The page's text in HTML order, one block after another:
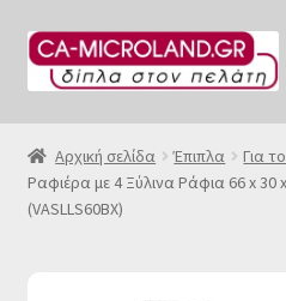
Απευθείας
μετάβαση
Μετάβαση
σε
Αρχική
Η Eταιρία μας
Αρχική σελίδα Έπιπλα Για
Ραφιέρα με 4 Ξύλινα Ράφια 66 x 30
(VASLLS60BX)